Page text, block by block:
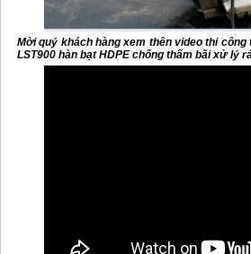
Mời quý khách hàng xem thên video thi
LST900 hàn bạt HDPE chống thấm bãi xử lý